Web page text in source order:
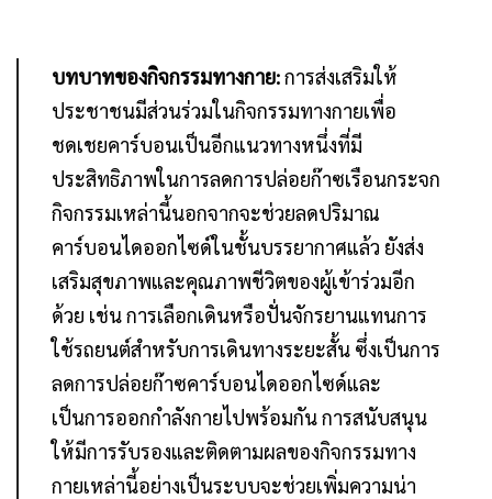
บทบาทของกิจกรรมทางกาย:การส่งเสริมให้
ประชาชนมีส่วนร่วมในกิจกรรมทางกายเพื่อ
ชดเชยคาร์บอนเป็นอีกแนวทางหนึ่งที่มี
ประสิทธิภาพในการลดการปล่อยก๊าซเรือนกระจก
กิจกรรมเหล่านี้นอกจากจะช่วยลดปริมาณ
คาร์บอนไดออกไซด์ในชั้นบรรยากาศแล้ว ยังส่ง
เสริมสุขภาพและคุณภาพชีวิตของผู้เข้าร่วมอีก
ด้วย เช่น การเลือกเดินหรือปั่นจักรยานแทนการ
ใช้รถยนต์สำหรับการเดินทางระยะสั้น ซึ่งเป็นการ
ลดการปล่อยก๊าซคาร์บอนไดออกไซด์และ
เป็นการออกกำลังกายไปพร้อมกัน การสนับสนุน
ให้มีการรับรองและติดตามผลของกิจกรรมทาง
กายเหล่านี้อย่างเป็นระบบจะช่วยเพิ่มความน่า